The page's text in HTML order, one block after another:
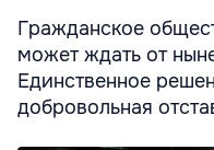
Гражданское
может ждать от
Единственное
добровольная